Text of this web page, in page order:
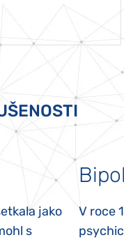
jako
s
V roce